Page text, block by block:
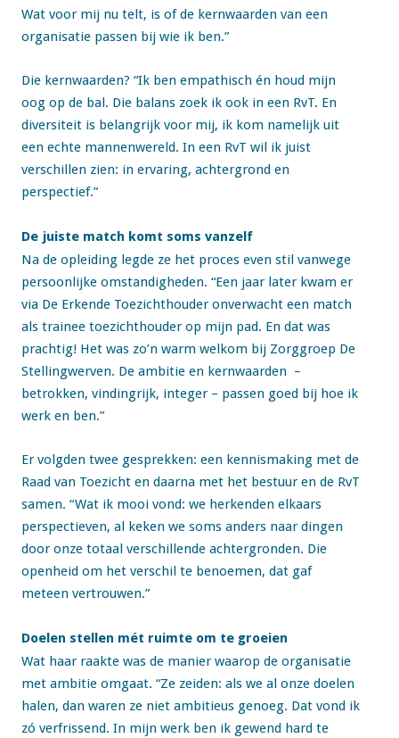
Wat voor mij nu telt, is of de kernwaarden van een
organisatie passen bij wie ik ben.”
Die kernwaarden? “Ik ben empathisch én houd mijn
oog op de bal. Die balans zoek ik ook in een RvT. En
diversiteit is belangrijk voor mij, ik kom namelijk uit
een echte mannenwereld. In een RvT wil ik juist
verschillen zien: in ervaring, achtergrond en
perspectief.”
De juiste match komt soms vanzelf
Na de opleiding legde ze het proces even stil vanwege
persoonlijke omstandigheden. “Een jaar later kwam er
via De Erkende Toezichthouder onverwacht een match
als trainee toezichthouder op mijn pad. En dat was
prachtig! Het was zo’n warm welkom bij Zorggroep De
Stellingwerven. De ambitie en kernwaarden –
betrokken, vindingrijk, integer – passen goed bij hoe ik
werk en ben.”
Er volgden twee gesprekken: een kennismaking met de
Raad van Toezicht en daarna met het bestuur en de RvT
samen. “Wat ik mooi vond: we herkenden elkaars
perspectieven, al keken we soms anders naar dingen
door onze totaal verschillende achtergronden. Die
openheid om het verschil te benoemen, dat gaf
meteen vertrouwen.”
Doelen stellen mét ruimte om te groeien
Wat haar raakte was de manier waarop de organisatie
met ambitie omgaat. “Ze zeiden: als we al onze doelen
halen, dan waren ze niet ambitieus genoeg. Dat vond ik
zó verfrissend. In mijn werk ben ik gewend hard te